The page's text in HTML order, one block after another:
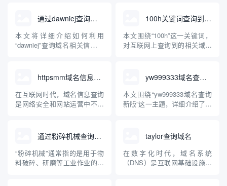
通过dawniej查询域名
本文将详细介绍如何利用
“dawniej”查询域名相关信息。
作步骤，帮助读者理解并掌握
使用dawniej查询域名的方法和
注意事项，为互联网资源管
理、品牌保护以及安全风险防
100h关键词查询到的域名
本文围绕“100h”这一关键词，
对互联网上查询到的相关域名
应用场景做了专业化科普，旨
在帮助读者了解“100h”域名背
后的意义、用途和注册情况，
以及选择此类域名时需注意的
httpsmm域名信息查询
在互联网时代，域名信息查询
是网络安全和网站运营中不可
信息查询相关操作。本文将系
统讲解什么是域名信息查询、
httpsmm是否为特定服务、如
何安全有效地进行域名信息查
yw999333域名查询新版
本文围绕“yw999333域名查询
新版”这一主题，详细介绍了域
点，并以yw999333域名为例，
指导用户如何科学有效地进行
域名状态监测和风险识别。文
章还会科普域名的基础知识、
通过粉碎机械查询域名
“粉碎机械”通常指的是用于物
料破碎、研磨等工业作业的机
taylor查询域名
在数字化时代，域名系统
（DNS）是互联网基础设施的